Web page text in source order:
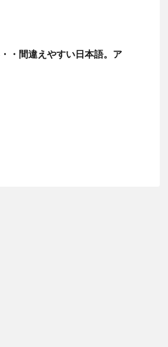
・間違えやすい日本語。ア